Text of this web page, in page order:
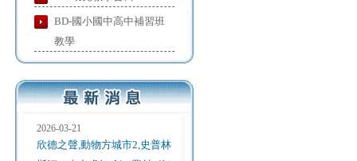
BD-國小國中高中補習班
教學
2026-03-21
欣德之聲,動物方城市2,史普林